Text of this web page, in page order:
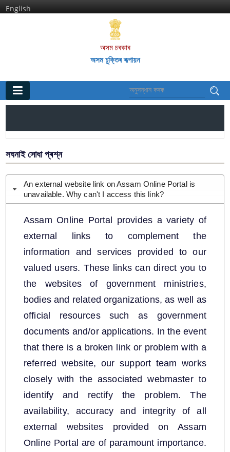
English
অসম চৰকাৰ
অসম চুক্তিৰ ৰূপায়ন
অসম চুক্তি আৰু ইয়াৰ দফাসমূহ
অসম চুক্তিৰ অন্তৰ্গত বিশেষ আঁচনিআৰু কাৰ্য্যকলাপসমূহ
We have tried to link all Information & Services
together to help you locate them faster.
আইন
সঘনাই সোধা প্ৰশ্ন
An external website link on Assam Online Portal is
unavailable. Why can't I access this link?
Assam Online Portal provides a variety of
external links to complement the
information and services provided to our
valued users. These links can direct you to
the websites of government ministries,
bodies and related organizations, as well as
official resources such as government
documents and/or applications. In the event
that there is a broken link or problem with a
referred website, our support team works
closely with the associated webmaster to
identify and rectify the problem. The
availability, accuracy and integrity of all
external websites provided on Assam
Online Portal are of paramount importance.